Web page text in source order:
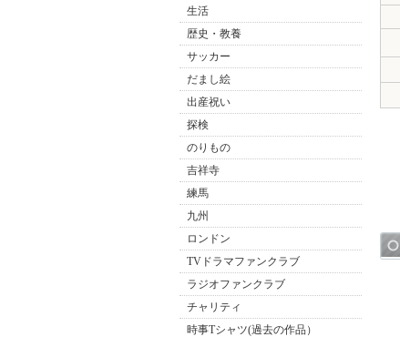
生活
歴史・教養
サッカー
だまし絵
出産祝い
探検
のりもの
吉祥寺
練馬
九州
ロンドン
TVドラマファンクラブ
ラジオファンクラブ
チャリティ
時事Tシャツ(過去の作品）